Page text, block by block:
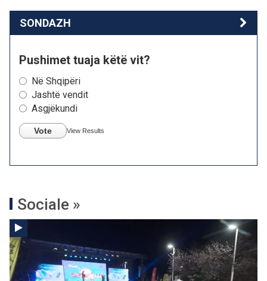
SONDAZH
Pushimet tuaja këtë vit?
Në Shqipëri
Jashtë vendit
Asgjëkundi
Vote View Results
Sociale »